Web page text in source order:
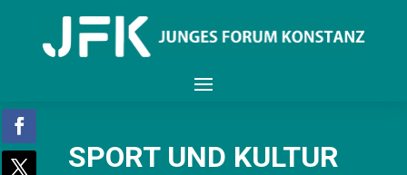
SPORT UND KULTUR